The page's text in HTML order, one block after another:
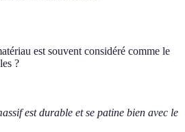
est souvent considéré comme le
?
est durable et se patine bien avec le